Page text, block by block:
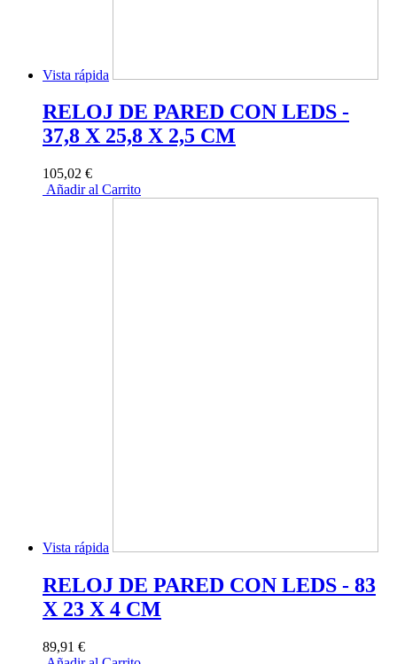
Vista rápida
RELOJ DE PARED CON LEDS -
37,8 X 25,8 X 2,5 CM
105,02 €
Añadir al Carrito
Vista rápida
RELOJ DE PARED CON LEDS - 83
X 23 X 4 CM
89,91 €